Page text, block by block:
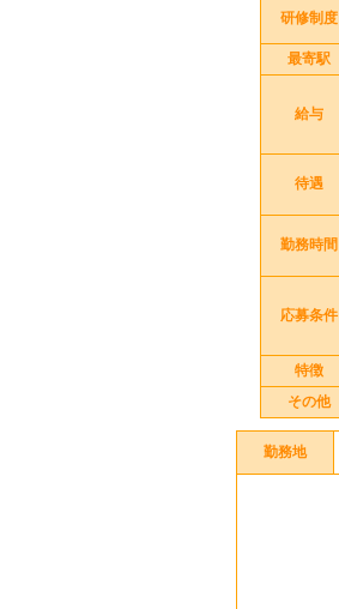
研修制度
最寄駅
給与
待遇
勤務時間
応募条件
特徴
その他
勤務地